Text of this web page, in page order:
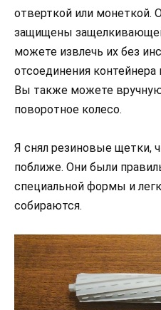
отверткой или монеткой.
защищены
можете извлечь их без
отсоединения контейнера
Вы также можете
поворотное колесо.
Я снял резиновые щетки,
поближе. Они были
специальной формы и
собираются.